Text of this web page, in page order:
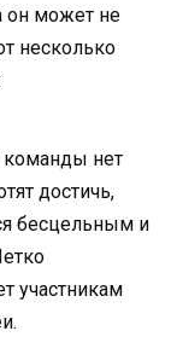
он может не
несколько
команды нет
достичь,
бесцельным и
участникам